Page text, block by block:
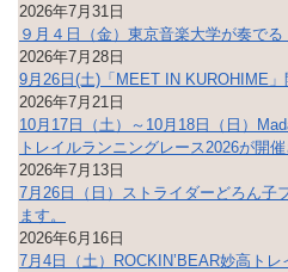
2026年7月31日
９月４日（金）東京音楽大学が奏でる
2026年7月28日
9月26日(土)「MEET IN KUROHIME
2026年7月21日
10月17日（土）～10月18日（日）
トレイルランニングレース2026が開催
2026年7月13日
7月26日（日）ストライダーどろん子
ます。
2026年6月16日
7月4日（土）ROCKIN’BEAR妙高ト